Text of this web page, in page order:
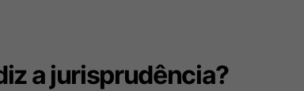
a jurisprudência?